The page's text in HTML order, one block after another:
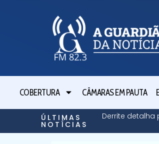
COBERTURA CÂMARAS EM PAUTA
ÚLTIMAS
NOTÍCIAS
Derrite detalha